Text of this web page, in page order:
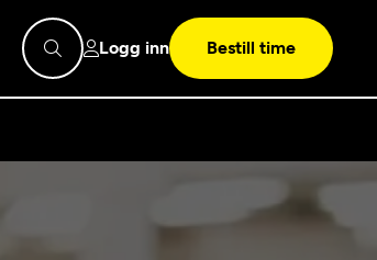
Logg inn Bestill time